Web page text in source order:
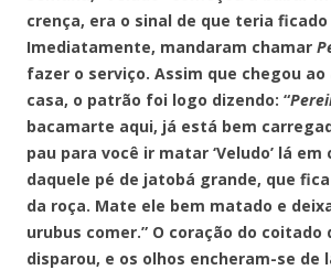
crença, era o sinal de que teria ficado
Imediatamente, mandaram chamar
fazer o serviço. Assim que chegou ao
casa, o patrão foi logo dizendo: “
bacamarte aqui, já está bem
pau para você ir matar ‘Veludo’ lá
daquele pé de jatobá grande, que
da roça. Mate ele bem matado e
urubus comer.” O coração do coitado
disparou, e os olhos encheram-se de